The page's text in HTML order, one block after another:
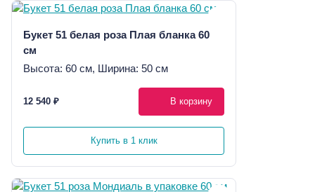
Букет 51 белая роза Плая бланка 60
см
Высота: 60 см, Ширина: 50 см
12 540 ₽ В корзину
Купить в 1 клик